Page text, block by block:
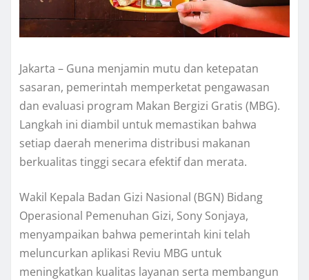
Jakarta – Guna menjamin mutu dan ketepatan
sasaran, pemerintah memperketat pengawasan
dan evaluasi program Makan Bergizi Gratis (MBG).
Langkah ini diambil untuk memastikan bahwa
setiap daerah menerima distribusi makanan
berkualitas tinggi secara efektif dan merata.
Wakil Kepala Badan Gizi Nasional (BGN) Bidang
Operasional Pemenuhan Gizi, Sony Sonjaya,
menyampaikan bahwa pemerintah kini telah
meluncurkan aplikasi Reviu MBG untuk
meningkatkan kualitas layanan serta membangun